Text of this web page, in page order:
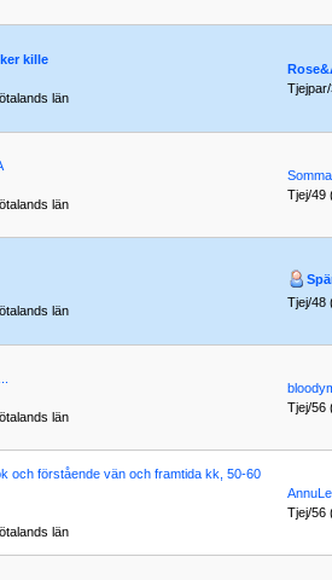
kille
län
län
Tjej/49
län
Tjej/48
län
Tjej/56
och förstående vän och framtida kk, 50-60
län
Tjej/56